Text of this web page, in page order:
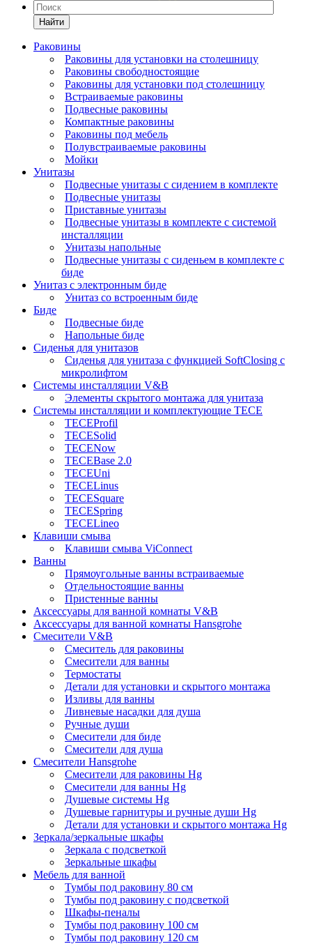
Найти
Раковины
Раковины для установки на столешницу
Раковины свободностоящие
Раковины для установки под столешницу
Встраиваемые раковины
Подвесные раковины
Компактные раковины
Раковины под мебель
Полувстраиваемые раковины
Мойки
Унитазы
Подвесные унитазы с сидением в комплекте
Подвесные унитазы
Приставные унитазы
Подвесные унитазы в комплекте с системой
инсталляции
Унитазы напольные
Подвесные унитазы с сиденьем в комплекте с
биде
Унитаз с электронным биде
Унитаз со встроенным биде
Биде
Подвесные биде
Напольные биде
Сиденья для унитазов
Сиденья для унитаза с функцией SoftClosing с
микролифтом
Системы инсталляции V&B
Элементы скрытого монтажа для унитаза
Системы инсталляции и комплектующие TECE
TECEProfil
TECESolid
TECENow
TECEBase 2.0
TECEUni
TECELinus
TECESquare
TECESpring
TECELineo
Клавиши смыва
Клавиши смыва ViConnect
Ванны
Прямоугольные ванны встраиваемые
Отдельностоящие ванны
Пристенные ванны
Аксессуары для ванной комнаты V&B
Аксессуары для ванной комнаты Hansgrohe
Смесители V&B
Смеситель для раковины
Смесители для ванны
Термостаты
Детали для установки и скрытого монтажа
Изливы для ванны
Ливневые насадки для душа
Ручные души
Смесители для биде
Смесители для душа
Смесители Hansgrohe
Смесители для раковины Hg
Смесители для ванны Hg
Душевые системы Hg
Душевые гарнитуры и ручные души Hg
Детали для установки и скрытого монтажа Hg
Зеркала/зеркальные шкафы
Зеркала с подсветкой
Зеркальные шкафы
Мебель для ванной
Тумбы под раковину 80 см
Тумбы под раковину с подсветкой
Шкафы-пеналы
Тумбы под раковину 100 см
Тумбы под раковину 120 см